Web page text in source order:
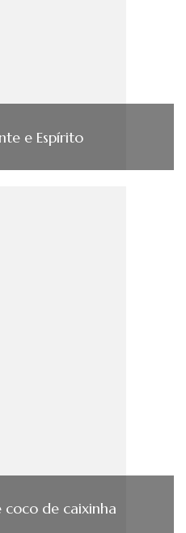
e Espírito
coco de caixinha